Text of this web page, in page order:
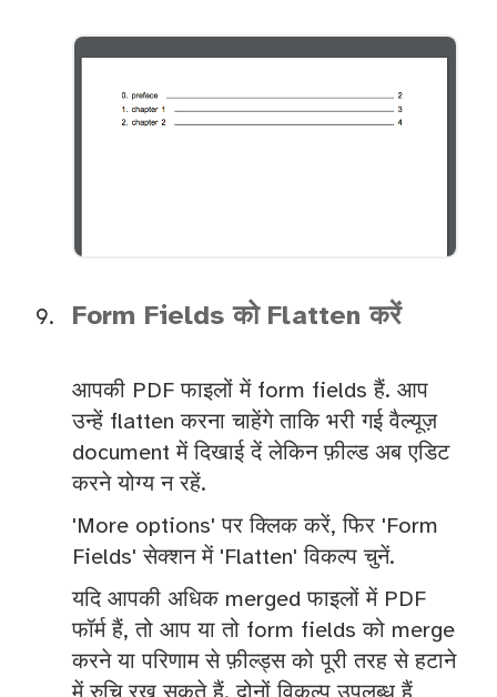
Form Fields को Flatten करें
आपकी PDF फाइलों में form fields हैं. आप
उन्हें flatten करना चाहेंगे ताकि भरी गई वैल्यूज़
document में दिखाई दें लेकिन फ़ील्ड अब एडिट
करने योग्य न रहें.
'More options' पर क्लिक करें, फिर 'Form
Fields' सेक्शन में 'Flatten' विकल्प चुनें.
यदि आपकी अधिक merged फाइलों में PDF
फॉर्म हैं, तो आप या तो form fields को merge
करने या परिणाम से फ़ील्ड्स को पूरी तरह से हटाने